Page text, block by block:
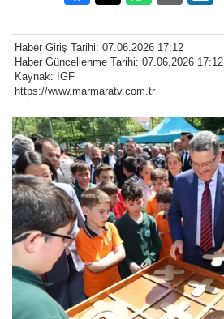
Haber Giriş Tarihi: 07.06.2026 17:12
Haber Güncellenme Tarihi: 07.06.2026 17:12
Kaynak: IGF
https://www.marmaratv.com.tr